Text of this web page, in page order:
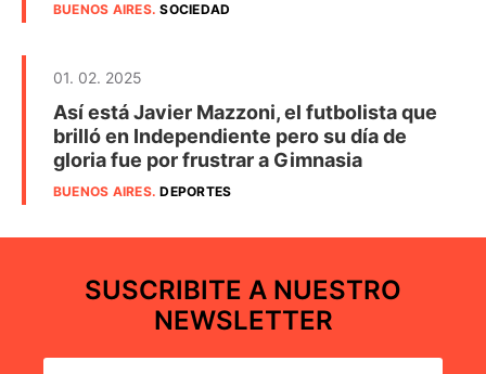
BUENOS AIRES.SOCIEDAD
01. 02. 2025
Así está Javier Mazzoni, el futbolista que
brilló en Independiente pero su día de
gloria fue por frustrar a Gimnasia
BUENOS AIRES.DEPORTES
SUSCRIBITE A NUESTRO
NEWSLETTER